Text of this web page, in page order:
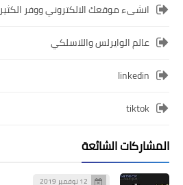
انشىء موقعك الالكتروني ووفر الكثير
عالم الوايرلس واللاسلكي
linkedin
tiktok
المشاركات الشائعة
12 نوفمبر 2019